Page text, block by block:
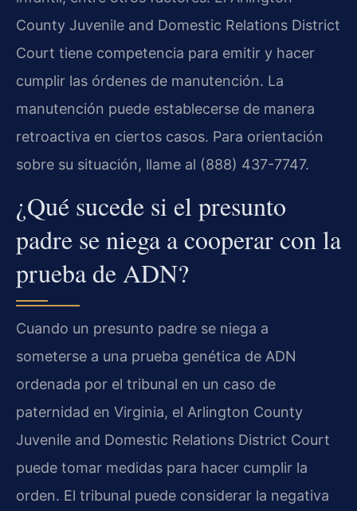
County Juvenile and Domestic Relations District
Court tiene competencia para emitir y hacer
cumplir las órdenes de manutención. La
manutención puede establecerse de manera
retroactiva en ciertos casos. Para orientación
sobre su situación, llame al (888) 437-7747.
¿Qué sucede si el presunto
padre se niega a cooperar con la
prueba de ADN?
Cuando un presunto padre se niega a
someterse a una prueba genética de ADN
ordenada por el tribunal en un caso de
paternidad en Virginia, el Arlington County
Juvenile and Domestic Relations District Court
puede tomar medidas para hacer cumplir la
orden. El tribunal puede considerar la negativa